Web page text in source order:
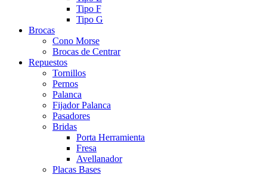
Tipo F
Tipo G
Brocas
Cono Morse
Brocas de Centrar
Repuestos
Tornillos
Pernos
Palanca
Fijador Palanca
Pasadores
Bridas
Porta Herramienta
Fresa
Avellanador
Placas Bases